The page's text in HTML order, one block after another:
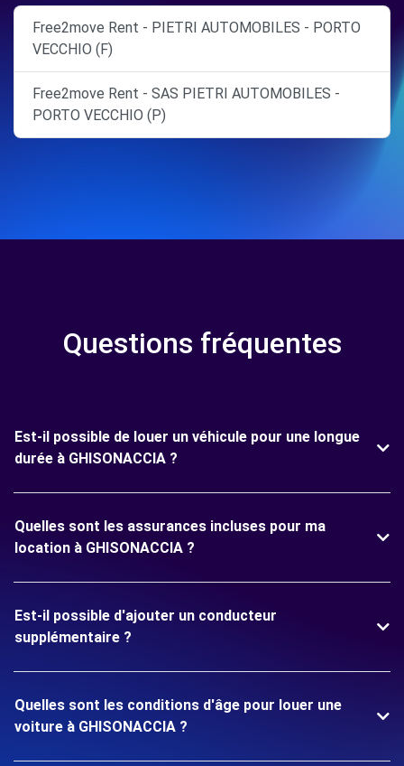
Free2move Rent - PIETRI AUTOMOBILES - PORTO
VECCHIO (F)
Free2move Rent - SAS PIETRI AUTOMOBILES -
PORTO VECCHIO (P)
Questions fréquentes
Est-il possible de louer un véhicule pour une longue
durée à GHISONACCIA ?
Quelles sont les assurances incluses pour ma
location à GHISONACCIA ?
Est-il possible d'ajouter un conducteur
supplémentaire ?
Quelles sont les conditions d'âge pour louer une
voiture à GHISONACCIA ?